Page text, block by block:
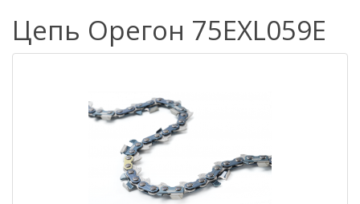
Цепь Орегон 75EXL059E